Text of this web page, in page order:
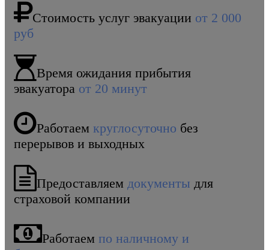
Стоимость услуг эвакуации от 2 000
руб
Время ожидания прибытия
эвакуатора от 20 минут
Работаем круглосуточно без
перерывов и выходных
Предоставляем документы для
страховой компании
Работаем по наличному и